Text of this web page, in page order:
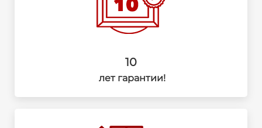
10
лет гарантии!